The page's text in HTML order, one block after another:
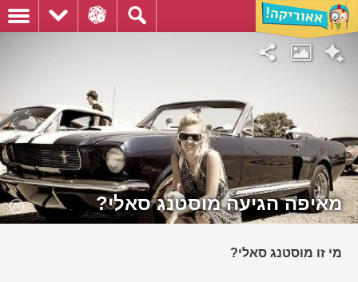
מאיפה הגיעה מוסטנג סאלי?
מי זו מוסטנג סאלי?